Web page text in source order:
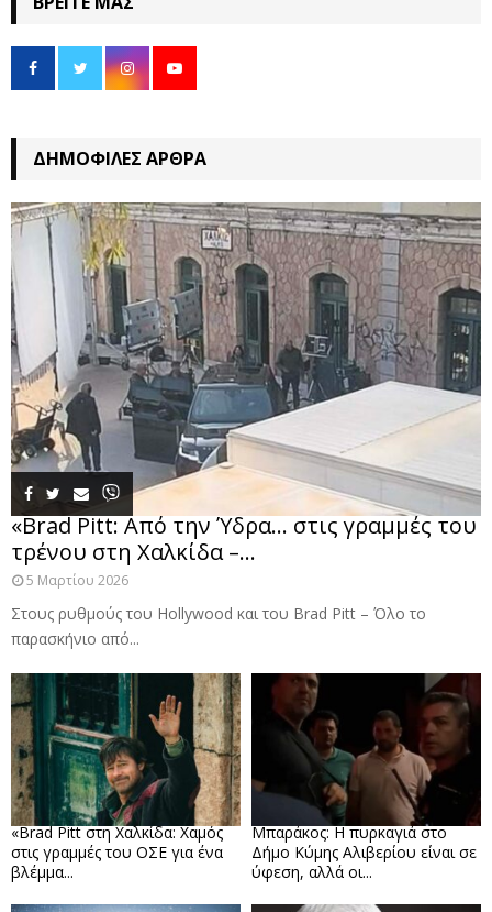
ΔΗΜΟΦΙΛΈΣ ΆΡΘΡΑ
«Brad Pitt: Από την Ύδρα… στις γραμμές του
τρένου στη Χαλκίδα –...
5 Μαρτίου 2026
Στους ρυθμούς του Hollywood και του Brad Pitt – Όλο το
παρασκήνιο από...
«Brad Pitt στη Χαλκίδα: Χαμός
στις γραμμές του ΟΣΕ για ένα
βλέμμα...
Μπαράκος: Η πυρκαγιά στο
Δήμο Κύμης Αλιβερίου είναι σε
ύφεση, αλλά οι...